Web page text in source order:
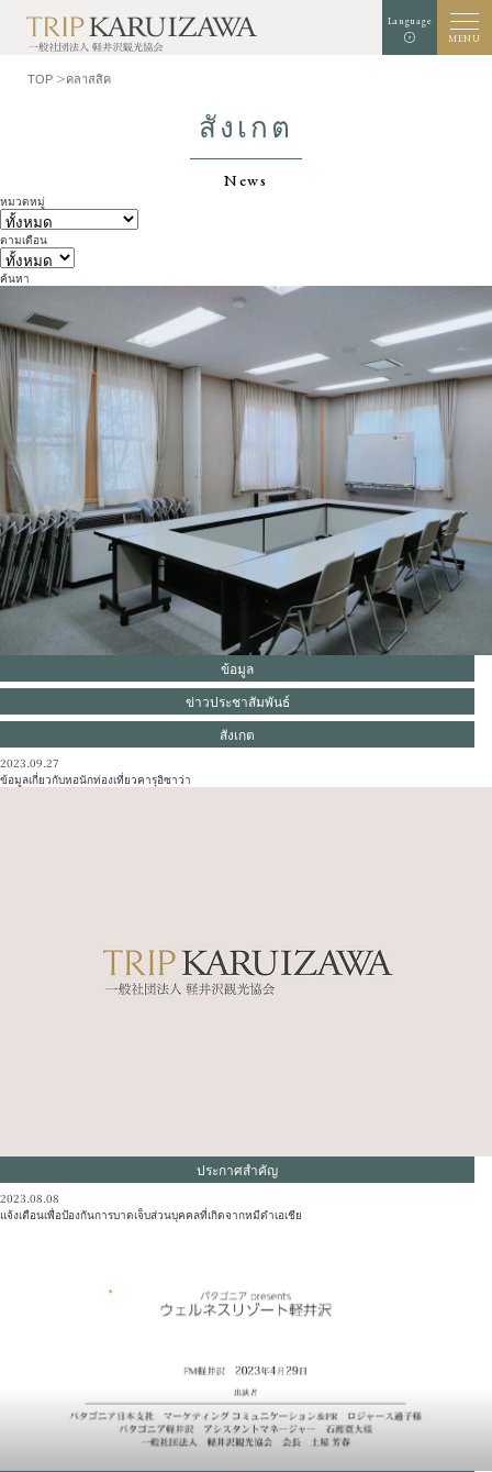
Language
MENU
สีฟ้า
ขนาดตัวอักษร
TOP
ทำความรู้จักกับคารุ
อิซาว่า
ธรรมชาติ
รีสอร์ท
คลาสสิค
นักชิม
ประสบการณ์/ศิลปะ
หลักสูตรแบบจำลอง
ข้อมูลเหตุการณ์
สังเกต เข้าถึง
รายการโบรชัวร์
แกลเลอรี่ภาพ
สมาชิกสมาคมอื่นๆ
ศูนย์ข้อมูลการท่องเที่ยว
เกี่ยวกับสมาคมการท่องเที่ยว
TOP คลาสสิค
สังเกต
News
หมวดหมู่
ตามเดือน
ค้นหา
ข้อมูล
ข่าวประชาสัมพันธ์
สังเกต
2023.09.27
ข้อมูลเกี่ยวกับหอนักท่องเที่ยวคารุอิซาว่า
ประกาศสำคัญ
2023.08.08
แจ้งเตือนเพื่อป้องกันการบาดเจ็บส่วนบุคคลที่เกิดจากหมีดำเอเชีย